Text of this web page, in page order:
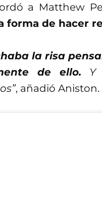
a Matthew
de hacer
la risa
de ello. Y
, añadió Aniston.